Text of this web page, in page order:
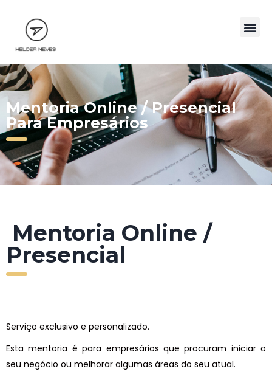
Mentoria Online / Presencial
Para Empresários
Mentoria Online /
Presencial
Serviço exclusivo e personalizado.
Esta mentoria é para empresários que procuram iniciar o
seu negócio ou melhorar algumas áreas do seu atual.